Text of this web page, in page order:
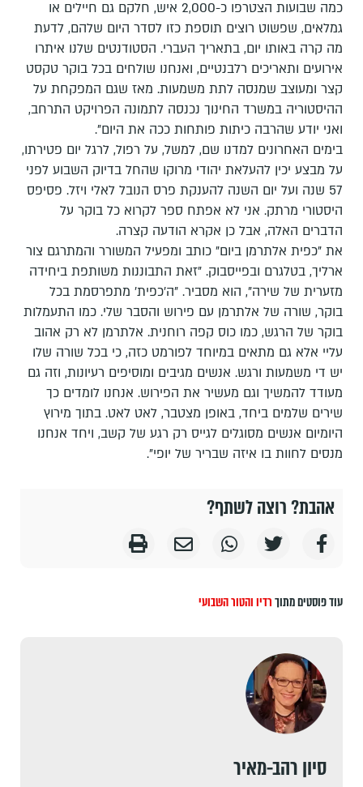
כמה שבועות הצטרפו כ-2,000 איש, חלקם גם חיילים או
גמלאים, שפשוט רוצים תוספת כזו לסדר היום שלהם, לדעת
מה קרה באותו יום, בתאריך העברי. הסטודנטים שלנו איתרו
אירועים ותאריכים רלבנטיים, ואנחנו שולחים בכל בוקר טקסט
קצר ומעוצב שמנסה לתת משמעות. מאז שגם המפקחת על
ההיסטוריה במשרד החינוך נכנסה לתמונה הפרויקט התרחב,
ואני יודע שהרבה כיתות פותחות ככה את היום".
בימים האחרונים למדנו שם, למשל, על רפול, לרגל יום פטירתו,
על מבצע יכין להעלאת יהודי מרוקו שהחל בדיוק השבוע לפני
57 שנה ועל יום השנה להענקת פרס הנובל לאלי ויזל. פסיפס
היסטורי מרתק. אני לא אפתח ספר לקרוא כל בוקר על
הדברים האלה, אבל כן אקרא הודעה קצרה.
את "כפית אלתרמן ביום" כותב ומפעיל המשורר והמתרגם צור
ארליך, בטלגרם ובפייסבוק. "זאת התבוננות משותפת ביחידה
מזערית של שירה", הוא מסביר. "ה'כפית' מתפרסמת בכל
בוקר, שורה של אלתרמן עם פירוש והסבר שלי. כמו התעמלות
בוקר של הרגש, כמו כוס קפה רוחנית. אלתרמן לא רק אהוב
עליי אלא גם מתאים במיוחד לפורמט כזה, כי בכל שורה שלו
יש די משמעות ורגש. אנשים מגיבים ומוסיפים רעיונות, וזה גם
מעודד להמשיך וגם מעשיר את הפירוש. אנחנו לומדים כך
שירים שלמים ביחד, באופן מצטבר, לאט לאט. בתוך מירוץ
היומיום אנשים מסוגלים לגייס רק רגע של קשב, ויחד אנחנו
מנסים לחוות בו איזה שבריר של יופי".
אהבת? רוצה לשתף?
עוד פוסטים מתוךרדיו והטור השבועי
סיון רהב-מאיר